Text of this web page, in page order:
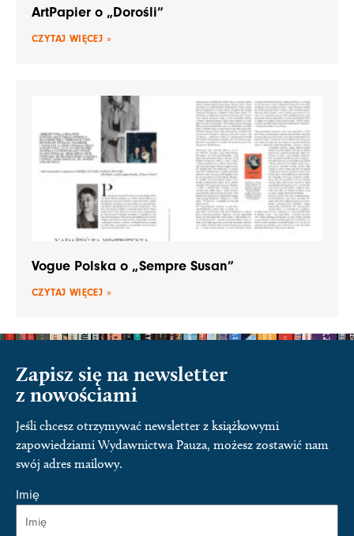
ArtPapier o „Dorośli”
CZYTAJ WIĘCEJ »
Vogue Polska o „Sempre Susan”
CZYTAJ WIĘCEJ »
Zapisz się na newsletter
z nowościami
Jeśli chcesz otrzymywać newsletter z książkowymi
zapowiedziami Wydawnictwa Pauza, możesz zostawić nam
swój adres mailowy.
Imię